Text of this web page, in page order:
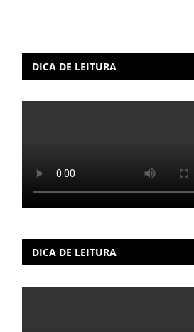
DICA DE LEITURA
DICA DE LEITURA